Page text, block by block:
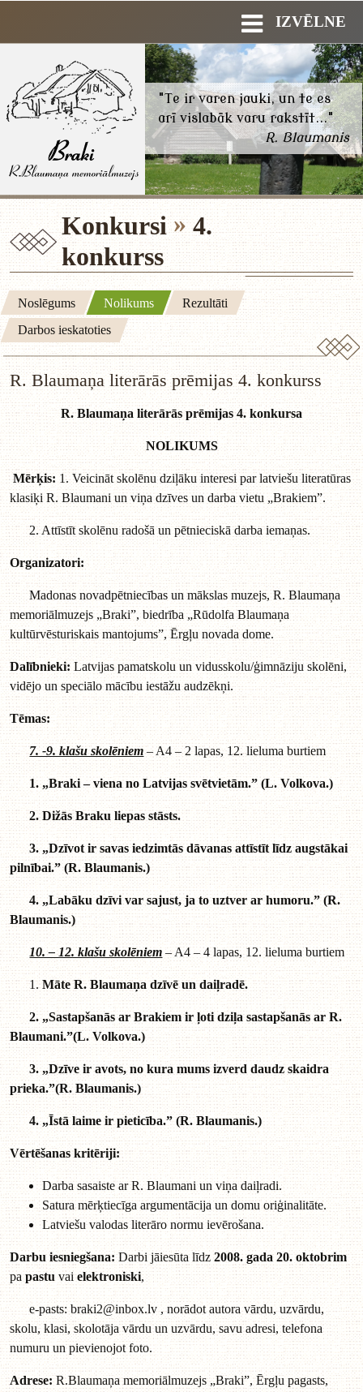
IZVĒLNE
"Te ir varen jauki, un te es
arī vislabāk varu rakstīt..."
R. Blaumanis
Konkursi
4.
konkurss
Noslēgums Nolikums
Rezultāti
Darbos ieskatoties
R. Blaumaņa literārās prēmijas 4. konkurss
R. Blaumaņa literārās prēmijas 4. konkursa
NOLIKUMS
Mērķis: 1. Veicināt skolēnu dziļāku interesi par latviešu literatūras
klasiķi R. Blaumani un viņa dzīves un darba vietu „Brakiem”.
2. Attīstīt skolēnu radošā un pētnieciskā darba iemaņas.
Organizatori:
Madonas novadpētniecības un mākslas muzejs, R. Blaumaņa
memoriālmuzejs „Braki”, biedrība „Rūdolfa Blaumaņa
kultūrvēsturiskais mantojums”, Ērgļu novada dome.
Dalībnieki:Latvijas pamatskolu un vidusskolu/ģimnāziju skolēni,
vidējo un speciālo mācību iestāžu audzēkņi.
Tēmas:
7. -9. klašu skolēniem– A4 – 2 lapas, 12. lieluma burtiem
1. „Braki – viena no Latvijas svētvietām.” (L. Volkova.)
2. Dižās Braku liepas stāsts.
3. „Dzīvot ir savas iedzimtās dāvanas attīstīt līdz augstākai
pilnībai.” (R. Blaumanis.)
4. „Labāku dzīvi var sajust, ja to uztver ar humoru.” (R.
Blaumanis.)
10. – 12. klašu skolēniem – A4 – 4 lapas, 12. lieluma burtiem
Māte R. Blaumaņa dzīvē un daiļradē.
2. „Sastapšanās ar Brakiem ir ļoti dziļa sastapšanās ar R.
Blaumani.”(L. Volkova.)
3. „Dzīve ir avots, no kura mums izverd daudz skaidra
prieka.”(R. Blaumanis.)
4. „Īstā laime ir pieticība.” (R. Blaumanis.)
Vērtēšanas kritēriji:
Darba sasaiste ar R. Blaumani un viņa daiļradi.
Satura mērķtiecīga argumentācija un domu oriģinalitāte.
Latviešu valodas literāro normu ievērošana.
Darbu iesniegšana:Darbi jāiesūta līdz2008. gada 20. oktobrim
pa pastuvaielektroniski,
e-pasts:braki2@inbox.lv, norādot autora vārdu, uzvārdu,
skolu, klasi, skolotāja vārdu un uzvārdu, savu adresi, telefona
numuru un pievienojot foto.
Adrese:R.Blaumaņa memoriālmuzejs „Braki”, Ērgļu pagasts,